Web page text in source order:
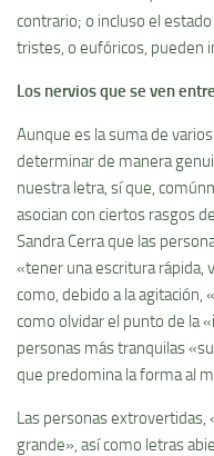
contrario; o incluso el
tristes, o eufóricos, pueden
Los nervios que se ven
Aunque es la suma de
determinar de manera
nuestra letra, sí que,
asocian con ciertos rasgos
Sandra Cerra que las
«tener una escritura rápida,
como, debido a la agitación,
como olvidar el punto de la
personas más tranquilas
que predomina la forma al
Las personas
grande», así como letras